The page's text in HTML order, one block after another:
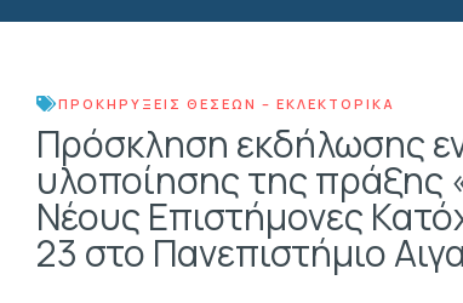
ΠΡΟΚΗΡΎΞΕΙΣ ΘΈΣΕΩΝ – ΕΚΛΕΚΤΟΡΙΚΆ
Πρόσκληση εκδήλωσης
υλοποίησης της πράξης
Νέους Επιστήμονες
23 στο Πανεπιστήμιο